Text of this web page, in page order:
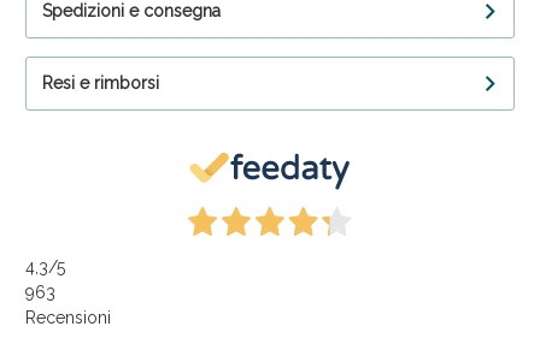
Spedizioni e consegna
Resi e rimborsi
4,3/5
963
Recensioni